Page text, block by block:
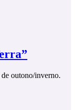
de outono/inverno.